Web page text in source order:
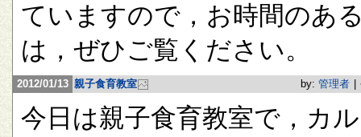
ていますので，お時間のあ
は，ぜひご覧ください。
2012/01/13 親子食育教室 by: 管理者
今日は親子食育教室で，カ